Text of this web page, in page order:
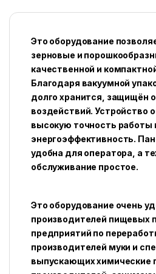
Это оборудование
зерновые и
качественной и
Благодаря вакуумной
долго хранится, защищён
воздействий. Устройство
высокую точность работы
энергоэффективность.
удобна для оператора, а
обслуживание простое.
Это оборудование очень
производителей пищевых
предприятий по
производителей муки и
выпускающих химические